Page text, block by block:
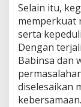
Selain itu,
memperkuat
serta
Dengan
Babinsa dan
diselesaikan
kebersamaan.